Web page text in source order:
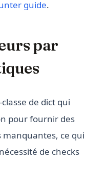
guide.
par
de dict qui
pour fournir des
ce qui
de checks